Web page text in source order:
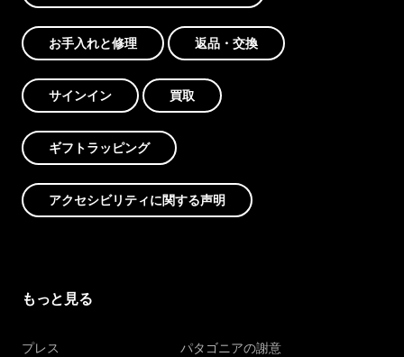
お手入れと修理 返品・交換
サインイン 買取
ギフトラッピング
アクセシビリティに関する声明
もっと見る
プレス パタゴニアの謝意